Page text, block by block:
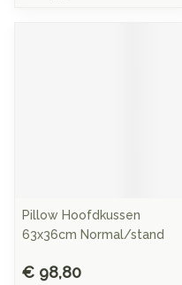
Pillow Hoofdkussen
63x36cm Normal/stand
€ 98,80